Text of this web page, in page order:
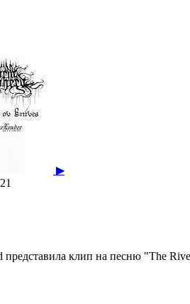
▶
представила клип на песню "The